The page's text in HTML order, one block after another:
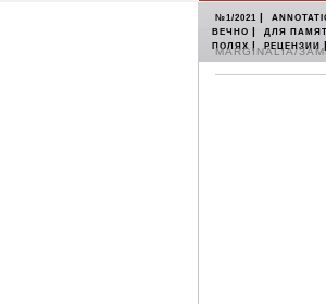
№1/2021 |
ВЕЧНО | ДЛЯ
ПОЛЯХ | РЕЦЕНЗИИ
MARGINALIA/